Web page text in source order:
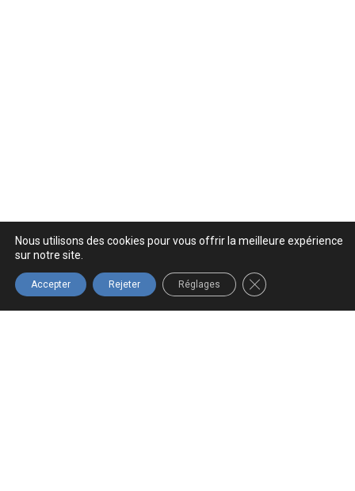
Nous utilisons des cookies pour vous offrir la meilleure expérience
sur notre site.
Accepter Rejeter Réglages FERMER LA